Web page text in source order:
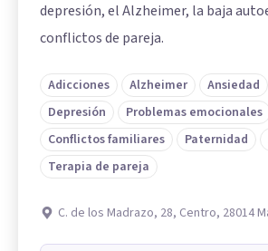
depresión, el Alzheimer, la baja
conflictos de pareja.
Adicciones Alzheimer Ansiedad
Depresión
Problemas emocionales
Conflictos familiares
Paternidad
Terapia de pareja
C. de los Madrazo, 28, Centro, 28014